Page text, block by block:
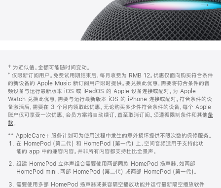
页
页
脚
注
‡ 为近似值。金额可能随时间变动。
⁺ 仅限新订阅用户。免费试用期结束后，每月收费为 RMB 12。优惠仅面向购买符合条件
的新设备的 Apple Music 新订阅用户限时提供。要兑换此优惠，需要将符合条件的音
频设备与运行最新版本 iOS 或 iPadOS 的 Apple 设备连接或配对。为 Apple
Watch 兑换此优惠，需要与运行最新版本 iOS 的 iPhone 连接或配对。符合条件的设
备激活后，需要在 3 个月内领取此优惠。无论购买多少件符合条件的设备，每个 Apple
账户仅可享受一次优惠。会员方案将自动续订，直至取消订阅。须遵循限制条件和其他条
款。
窗
口
中
打
开)
** AppleCare+ 服务计划可为使用过程中发生的意外损坏提供不限次数的保修服务。
在 HomePod (第二代) 和 HomePod (第一代) 上，空间音频适用于支持此功
能的 app 中的兼容内容。并非所有内容都支持杜比全景声。
组建 HomePod 立体声组合需要使用两部同款 HomePod 扬声器，如两部
HomePod mini、两部 HomePod (第二代) 或两部 HomePod (第一代)。
需要使用多部 HomePod 扬声器或兼容隔空播放功能并运行最新隔空播放软件